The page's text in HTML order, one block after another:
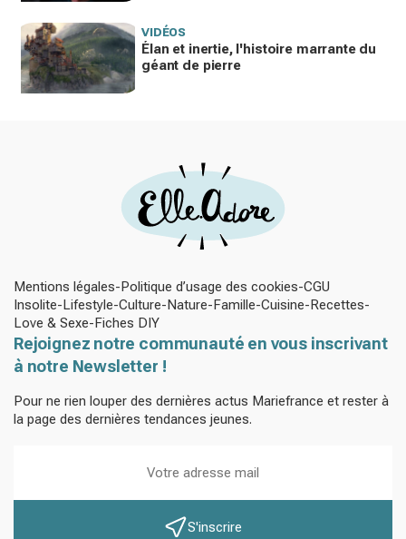
VIDÉOS
Élan et inertie, l'histoire marrante du
géant de pierre
Mentions légales Politique d’usage des cookies CGU
Insolite Lifestyle Culture Nature Famille Cuisine Recettes
Love & Sexe Fiches DIY
Rejoignez notre communauté en vous inscrivant
à notre Newsletter !
Pour ne rien louper des dernières actus Mariefrance et rester à
la page des dernières tendances jeunes.
S'inscrire